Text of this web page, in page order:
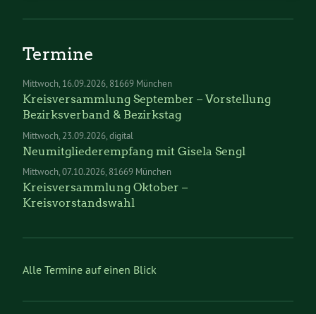
Termine
Mittwoch 16.09.2026 81669 München
Kreisversammlung September – Vorstellung
Bezirksverband & Bezirkstag
Mittwoch 23.09.2026 digital
Neumitgliederempfang mit Gisela Sengl
Mittwoch 07.10.2026 81669 München
Kreisversammlung Oktober –
Kreisvorstandswahl
Alle Termine auf einen Blick